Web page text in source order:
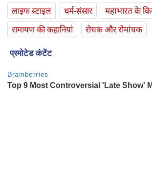
लाइफ स्‍टाइल
धर्म-संसार
महाभारत के
रामायण की कहानियां
रोचक और रोमांचक